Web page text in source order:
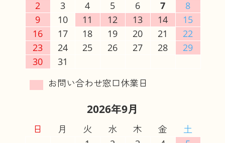
2
3 4 5 6 7
8
9
10 11 12 13 14
15
16
17 18 19 20 21
22
23
24 25 26 27 28
29
30
31
2026年9月
日 月 火 水 木 金
土